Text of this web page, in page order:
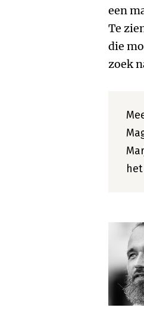
een
Te
die
zoek